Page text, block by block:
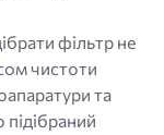
фільтр не
чистоти
та